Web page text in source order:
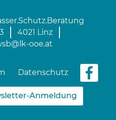
4021 Linz
ooe.at
Datenschutz
Anmeldung